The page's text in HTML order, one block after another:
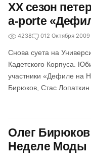
XX сезон
a-porte
4238 012 Октября 2009
Снова суета на
Кадетского Корпуса.
участники «Дефиле на
Бирюков, Стас Лопаткин
Олег Бирюков
Неделе Моды